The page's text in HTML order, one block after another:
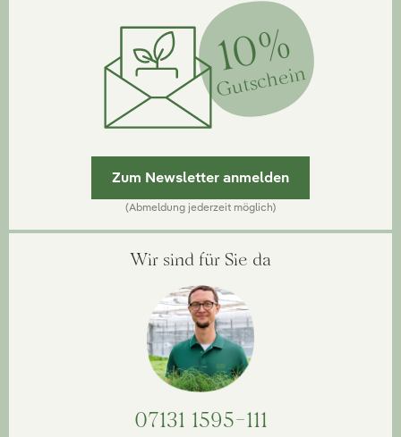
10%
Gutschein
Zum Newsletter anmelden
(Abmeldung jederzeit möglich)
Wir sind für Sie da
07131 1595-111